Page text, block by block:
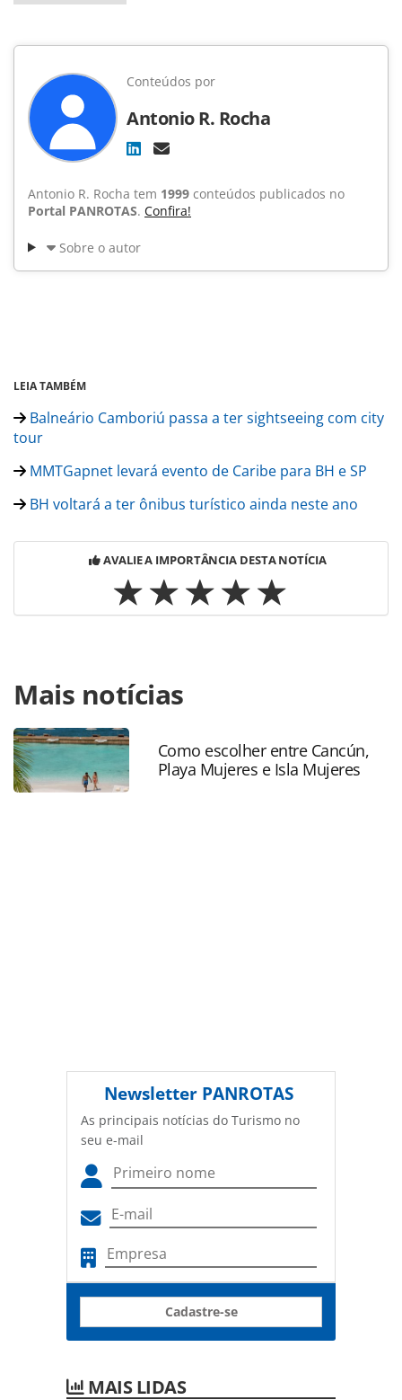
Conteúdos por
Antonio R. Rocha
Antonio R. Rocha tem 1999 conteúdos publicados no
Portal PANROTAS. Confira!
Sobre o autor
LEIA TAMBÉM
Balneário Camboriú passa a ter sightseeing com city
tour
MMTGapnet levará evento de Caribe para BH e SP
BH voltará a ter ônibus turístico ainda neste ano
AVALIE A IMPORTÂNCIA DESTA NOTÍCIA
https://www.panrotas.com.br/noticia-
turismo/eventos/2016/08/mmtgapnet-promove-roadshow-
em-salvador-natal-e-bh_129075.html ou as ferramentas
oferecidas na página. Todo o conteúdo produzido pela
PANROTAS Editora é protegido pela legislação brasileira
sobre direito autoral. Não reproduza o conteúdo sem
Mais notícias
Como escolher entre Cancún,
Playa Mujeres e Isla Mujeres
Newsletter PANROTAS
As principais notícias do Turismo no
seu e-mail
Cadastre-se
MAIS LIDAS